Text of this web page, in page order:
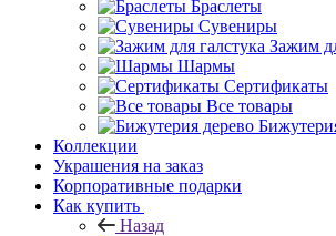
Браслеты
Сувениры
Зажим
Шармы
Сертификаты
Все товары
Коллекции
Украшения на заказ
Корпоративные подарки
Как купить
Назад